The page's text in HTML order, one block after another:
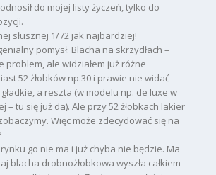
do mojej listy życzeń, tylko do
słusznej 1/72 jak najbardziej!
pomysł. Blacha na skrzydłach –
problem, ale widziałem już różne
52 żłobków np.30 i prawie nie widać
a reszta (w modelu np. de luxe w
tu się już da). Ale przy 52 żłobkach lakier
Więc może zdecydować się na
rynku go nie ma i już chyba nie będzie. Ma
blacha drobnożłobkowa wyszła całkiem